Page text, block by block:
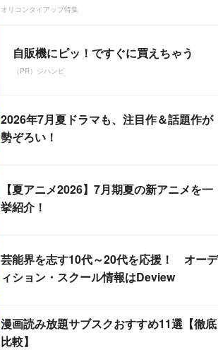
オリコンタイアップ特集
自販機にピッ！ですぐに買えちゃう
（PR）ジハンピ
2026年7月夏ドラマも、注目作＆話題作が
勢ぞろい！
【夏アニメ2026】7月期夏の新アニメを一
挙紹介！
芸能界を志す10代～20代を応援！ オーデ
ィション・スクール情報はDeview
漫画読み放題サブスクおすすめ11選【徹底
比較】